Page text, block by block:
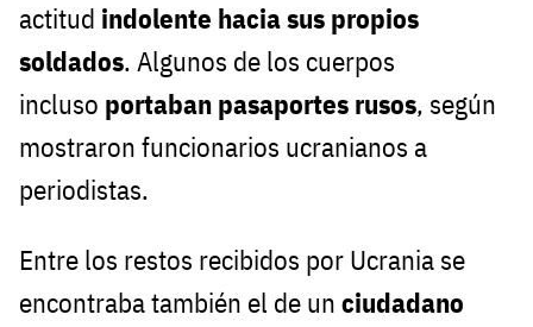
actitud indolente hacia sus propios
soldados. Algunos de los cuerpos
incluso portaban pasaportes rusos, según
mostraron funcionarios ucranianos a
periodistas.
Entre los restos recibidos por Ucrania se
encontraba también el de un ciudadano